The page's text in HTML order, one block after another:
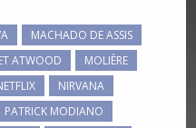
MACHADO DE ASSIS
ATWOOD
MOLIÈRE
NIRVANA
PATRICK MODIANO